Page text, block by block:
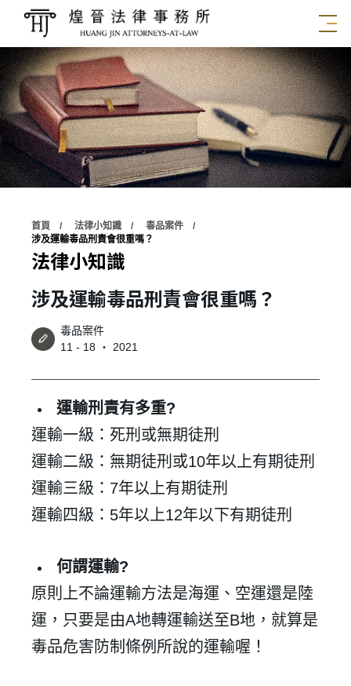
首頁 法律小知識
毒品案件
涉及運輸毒品刑責會很重嗎？
法律小知識
涉及運輸毒品刑責會很重嗎？
毒品案件
11 - 18 ‧ 2021
運輸刑責有多重?
運輸一級：死刑或無期徒刑
運輸二級：無期徒刑或10年以上有期徒刑
運輸三級：7年以上有期徒刑
運輸四級：5年以上12年以下有期徒刑
何謂運輸?
原則上不論運輸方法是海運、空運還是陸
運，只要是由A地轉運輸送至B地，就算是
毒品危害防制條例所說的運輸喔！